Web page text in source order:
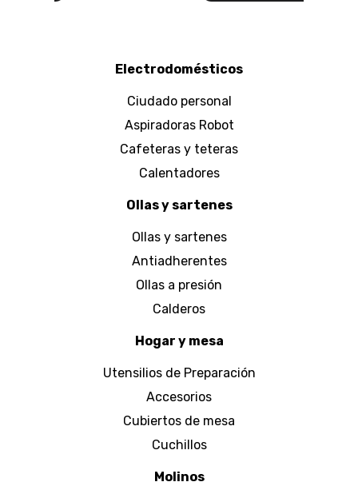
Electrodomésticos
Ciudado personal
Aspiradoras Robot
Cafeteras y teteras
Calentadores
Ollas y sartenes
Ollas y sartenes
Antiadherentes
Ollas a presión
Calderos
Hogar y mesa
Utensilios de Preparación
Accesorios
Cubiertos de mesa
Cuchillos
Molinos